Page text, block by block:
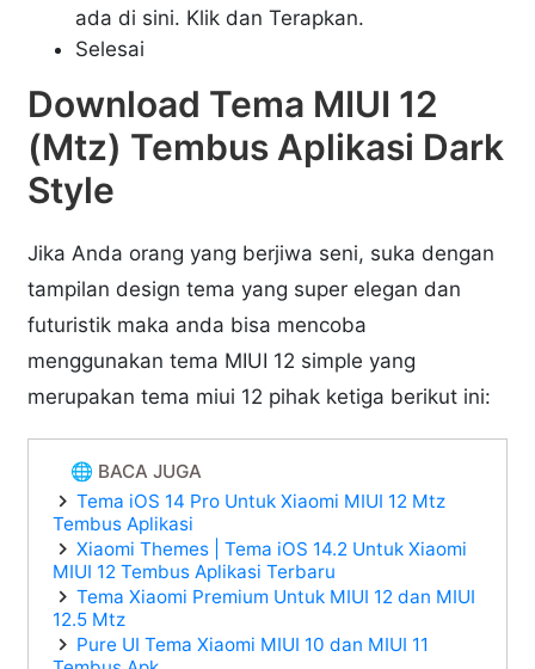
ada di sini. Klik dan Terapkan.
Selesai
Download Tema MIUI 12
(Mtz) Tembus Aplikasi Dark
Style
Jika Anda orang yang berjiwa seni, suka dengan
tampilan design tema yang super elegan dan
futuristik maka anda bisa mencoba
menggunakan tema MIUI 12 simple yang
merupakan tema miui 12 pihak ketiga berikut ini:
🌐 BACA JUGA
Tema iOS 14 Pro Untuk Xiaomi MIUI 12 Mtz
Tembus Aplikasi
Xiaomi Themes | Tema iOS 14.2 Untuk Xiaomi
MIUI 12 Tembus Aplikasi Terbaru
Tema Xiaomi Premium Untuk MIUI 12 dan MIUI
12.5 Mtz
Pure UI Tema Xiaomi MIUI 10 dan MIUI 11